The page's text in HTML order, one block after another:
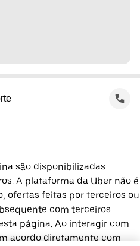
são disponibilizadas
A plataforma da Uber não é
ofertas feitas por terceiros ou
com terceiros
página. Ao interagir com
acordo diretamente com